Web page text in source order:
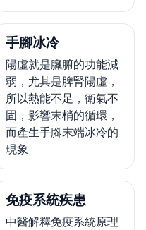
手腳冰冷
陽虛就是臟腑的功能減
弱，尤其是脾腎陽虛，
所以熱能不足，衛氣不
固，影響末梢的循環，
而產生手腳末端冰冷的
現象
免疫系統疾患
中醫解釋免疫系統原理